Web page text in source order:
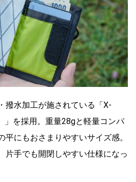
撥水加工が施されている「X-
」を採用。重量28gと軽量コンパ
平にもおさまりやすいサイズ感。
片手でも開閉しやすい仕様になっ